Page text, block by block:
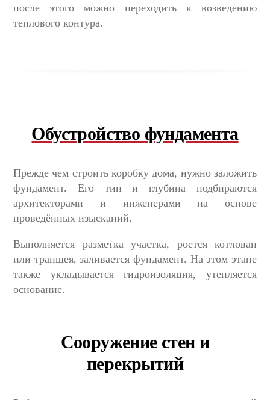
после этого можно переходить к возведению
теплового контура.
Обустройство фундамента
Прежде чем строить коробку дома, нужно заложить
фундамент. Его тип и глубина подбираются
архитекторами и инженерами на основе
проведённых изысканий.
Выполняется разметка участка, роется котлован
или траншея, заливается фундамент. На этом этапе
также укладывается гидроизоляция, утепляется
основание.
Сооружение стен и
перекрытий